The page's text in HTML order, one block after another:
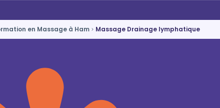
en Massage à Ham Massage Drainage lymphatique